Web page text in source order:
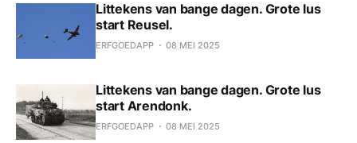
Littekens van bange dagen. Grote lus
start Reusel.
ERFGOEDAPP 08 MEI 2025
Littekens van bange dagen. Grote lus
start Arendonk.
ERFGOEDAPP 08 MEI 2025